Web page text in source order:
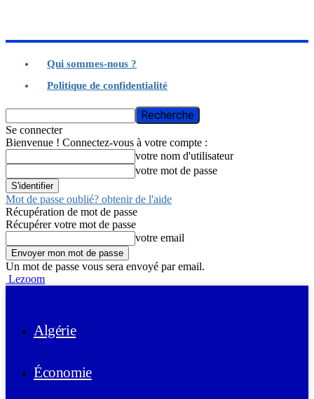
Qui sommes-nous ?
Politique de confidentialité
Se connecter
Bienvenue ! Connectez-vous à votre compte :
votre nom d'utilisateur
votre mot de passe
Mot de passe oublié? obtenir de l'aide
Récupération de mot de passe
Récupérer votre mot de passe
votre email
Un mot de passe vous sera envoyé par email.
Lezoom
Algérie
Économie